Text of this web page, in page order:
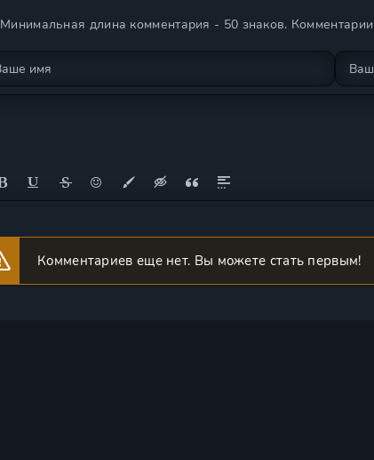
Минимальная длина комментария - 50 знаков.
Комментариев еще нет. Вы можете стать первым!